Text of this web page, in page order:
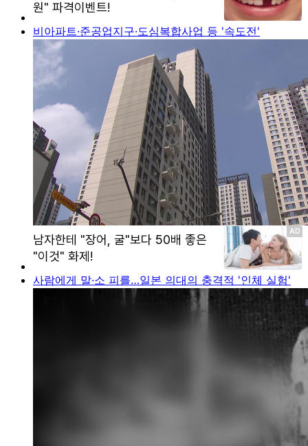
비아파트·준공업지구·도심복합사업 등 '속도전'
사람에게 말·소 피를…일본 의대의 충격적 '인체 실험'